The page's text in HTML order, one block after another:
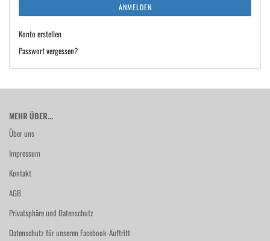
ANMELDEN
Konto erstellen
Passwort vergessen?
MEHR ÜBER...
Über uns
Impressum
Kontakt
AGB
Privatsphäre und Datenschutz
Datenschutz für unseren Facebook-Auftritt